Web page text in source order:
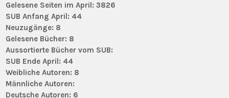
Gelesene Seiten im April: 3826
SUB Anfang April: 44
Neuzugänge: 8
Gelesene Bücher: 8
Aussortierte Bücher vom SUB:
SUB Ende April: 44
Weibliche Autoren: 8
Männliche Autoren:
Deutsche Autoren: 6